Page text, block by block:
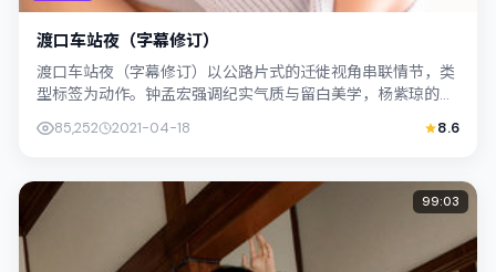
渡口车站夜（字幕修订）
渡口车站夜（字幕修订）以公路片式的迁徙视角串联情节，类
型标签为动作。钟孟宏强调纪实气质与留白美学，杨紫琼的表
85,252 2021-04-18 8.6
99:03